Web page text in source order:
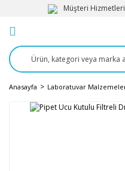
Müşteri
Anasayfa Laboratuvar